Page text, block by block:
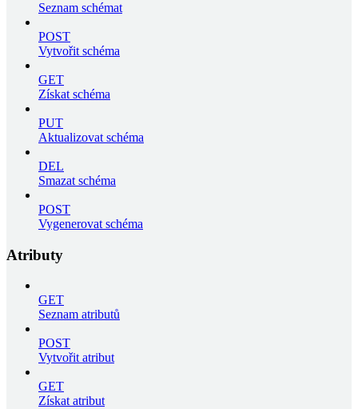
Seznam schémat
POST
Vytvořit schéma
GET
Získat schéma
PUT
Aktualizovat schéma
DEL
Smazat schéma
POST
Vygenerovat schéma
Atributy
GET
Seznam atributů
POST
Vytvořit atribut
GET
Získat atribut